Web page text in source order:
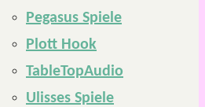
Pegasus Spiele
Plott Hook
TableTopAudio
Ulisses Spiele